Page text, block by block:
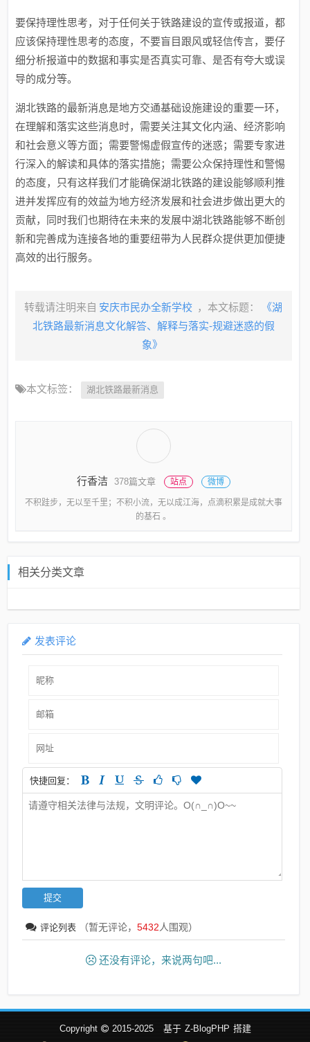
要保持理性思考，对于任何关于铁路建设的宣传或报道，都
应该保持理性思考的态度，不要盲目跟风或轻信传言，要仔
细分析报道中的数据和事实是否真实可靠、是否有夸大或误
导的成分等。
湖北铁路的最新消息是地方交通基础设施建设的重要一环，
在理解和落实这些消息时，需要关注其文化内涵、经济影响
和社会意义等方面；需要警惕虚假宣传的迷惑；需要专家进
行深入的解读和具体的落实措施；需要公众保持理性和警惕
的态度，只有这样我们才能确保湖北铁路的建设能够顺利推
进并发挥应有的效益为地方经济发展和社会进步做出更大的
贡献，同时我们也期待在未来的发展中湖北铁路能够不断创
新和完善成为连接各地的重要纽带为人民群众提供更加便捷
高效的出行服务。
转载请注明来自 安庆市民办全新学校 ，本文标题：
《湖
北铁路最新消息文化解答、解释与落实-规避迷惑的假
象》
本文标签： 湖北铁路最新消息
行香洁 378篇文章 站点 微博
不积跬步，无以至千里；不积小流，无以成江海，点滴积累是成就大事
的基石 。
相关分类文章
发表评论
快捷回复：
评论列表 （暂无评论，5432人围观）
还没有评论，来说两句吧...
Copyright 2015-2025 基于 Z-BlogPHP 搭建